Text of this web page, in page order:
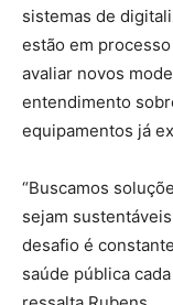
sistemas de
estão em
avaliar novos
entendimento
equipamentos já
“Buscamos
sejam
desafio é
saúde pública